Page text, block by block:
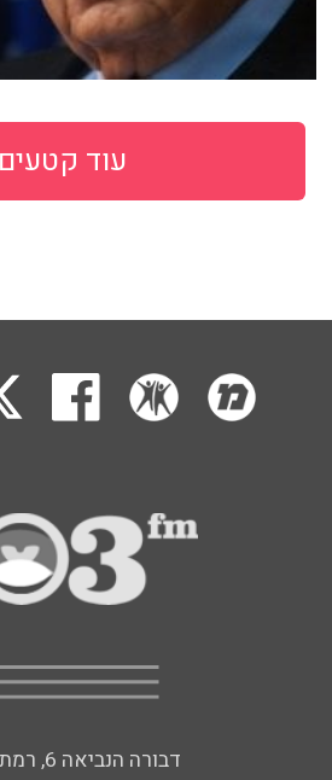
עוד קטעים
דבורה הנביאה 6, רמת השרון